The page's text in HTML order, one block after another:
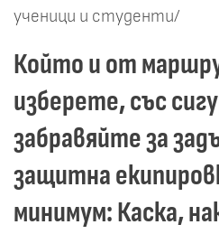
ученици и студенти/
Който и от
изберете, със
забравяйте за
защитна
минимум: Каска,